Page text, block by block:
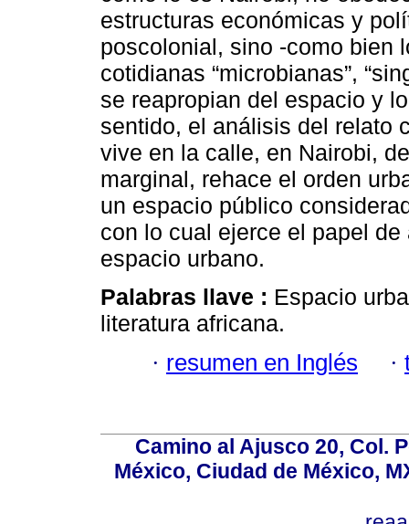
estructuras económicas y
poscolonial, sino -como bien
cotidianas “microbianas”,
se reapropian del espacio y
sentido, el análisis del relato
vive en la calle, en Nairobi,
marginal, rehace el orden
un espacio público
con lo cual ejerce el papel
espacio urbano.
Palabras llave : Espacio
literatura africana.
· resumen en Inglés ·
Camino al Ajusco 20, Col.
México, Ciudad de México,